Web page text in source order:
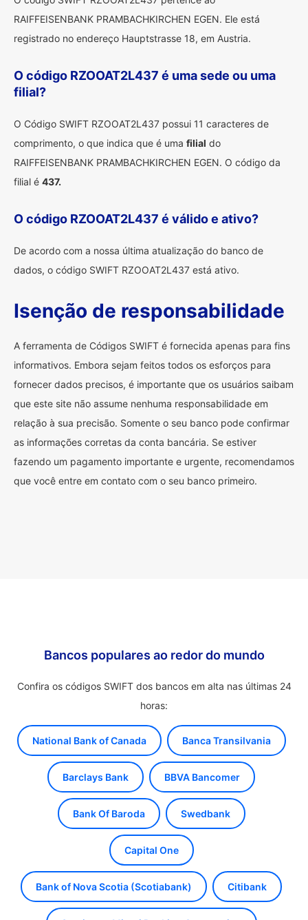
RAIFFEISENBANK PRAMBACHKIRCHEN EGEN. Ele está
registrado no endereço Hauptstrasse 18, em Austria.
O código RZOOAT2L437 é uma sede ou uma
filial?
O Código SWIFT RZOOAT2L437 possui 11 caracteres de
comprimento, o que indica que é uma filial do
RAIFFEISENBANK PRAMBACHKIRCHEN EGEN. O código da
filial é 437.
O código RZOOAT2L437 é válido e ativo?
De acordo com a nossa última atualização do banco de
dados, o código SWIFT RZOOAT2L437 está ativo.
Isenção de responsabilidade
A ferramenta de Códigos SWIFT é fornecida apenas para fins
informativos. Embora sejam feitos todos os esforços para
fornecer dados precisos, é importante que os usuários saibam
que este site não assume nenhuma responsabilidade em
relação à sua precisão. Somente o seu banco pode confirmar
as informações corretas da conta bancária. Se estiver
fazendo um pagamento importante e urgente, recomendamos
que você entre em contato com o seu banco primeiro.
Bancos populares ao redor do mundo
Confira os códigos SWIFT dos bancos em alta nas últimas 24
horas:
National Bank of Canada Banca Transilvania
Barclays Bank BBVA Bancomer
Bank Of Baroda Swedbank
Capital One
Bank of Nova Scotia (Scotiabank) Citibank